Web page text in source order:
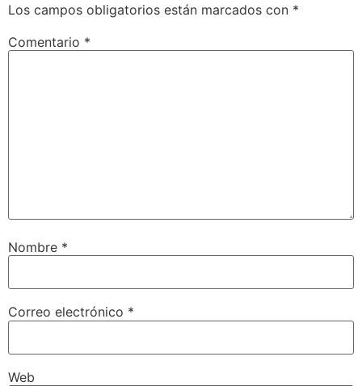
Los campos obligatorios están marcados con *
Comentario *
Nombre *
Correo electrónico *
Web